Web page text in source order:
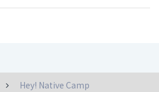
Hey! Native Camp